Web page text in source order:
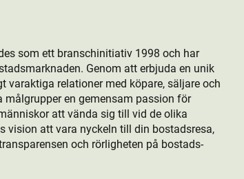
som ett branschinitiativ 1998 och har
Genom att erbjuda en unik
varaktiga relationer med köpare, säljare och
en gemensam passion för
att vända sig till vid de olika
vision att vara nyckeln till din bostads­resa,
och rörligheten på bostads­